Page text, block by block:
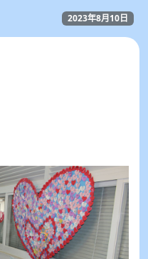
2023年8月10日